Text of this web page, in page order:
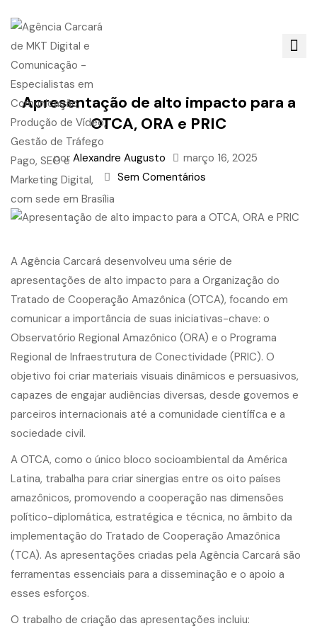
Apresentação de alto impacto para a
OTCA, ORA e PRIC
por Alexandre Augusto
março 16, 2025
Sem Comentários
A Agência Carcará desenvolveu uma série de
apresentações de alto impacto para a Organização do
Tratado de Cooperação Amazônica (OTCA), focando em
comunicar a importância de suas iniciativas-chave: o
Observatório Regional Amazônico (ORA) e o Programa
Regional de Infraestrutura de Conectividade (PRIC). O
objetivo foi criar materiais visuais dinâmicos e persuasivos,
capazes de engajar audiências diversas, desde governos e
parceiros internacionais até a comunidade científica e a
sociedade civil.
A OTCA, como o único bloco socioambiental da América
Latina, trabalha para criar sinergias entre os oito países
amazônicos, promovendo a cooperação nas dimensões
político-diplomática, estratégica e técnica, no âmbito da
implementação do Tratado de Cooperação Amazônica
(TCA). As apresentações criadas pela Agência Carcará são
ferramentas essenciais para a disseminação e o apoio a
esses esforços.
O trabalho de criação das apresentações incluiu: